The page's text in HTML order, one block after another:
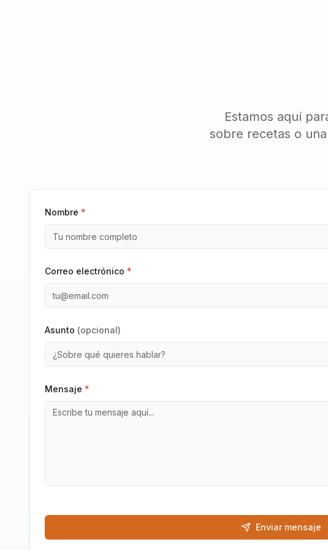
Estamos aquí
sobre recetas o
Nombre *
Correo electrónico *
Asunto (opcional)
Mensaje *
Enviar mensaje